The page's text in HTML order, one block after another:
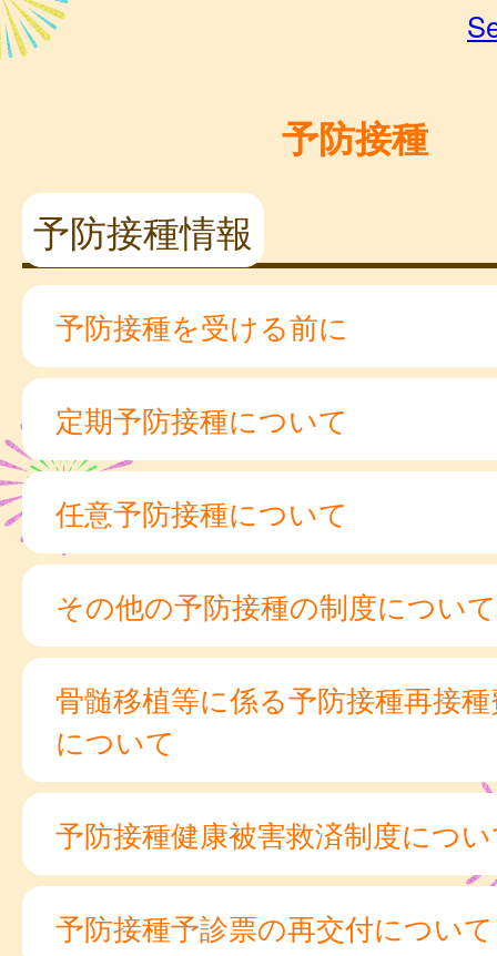
予防接種
予防接種情報
予防接種を受ける前に
定期予防接種について
任意予防接種について
その他の予防接種の制度について
骨髄移植等に係る予防接種再接
について
予防接種健康被害救済制度につ
予防接種予診票の再交付について